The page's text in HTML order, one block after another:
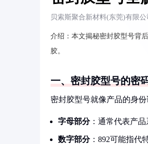
贝索斯聚合新材料(东莞)有限公
介绍： 本文揭秘密封胶型号背
胶。
一、密封胶型号的密
密封胶型号就像产品的身
字母部分：通常代表产品
数字部分：892可能指代